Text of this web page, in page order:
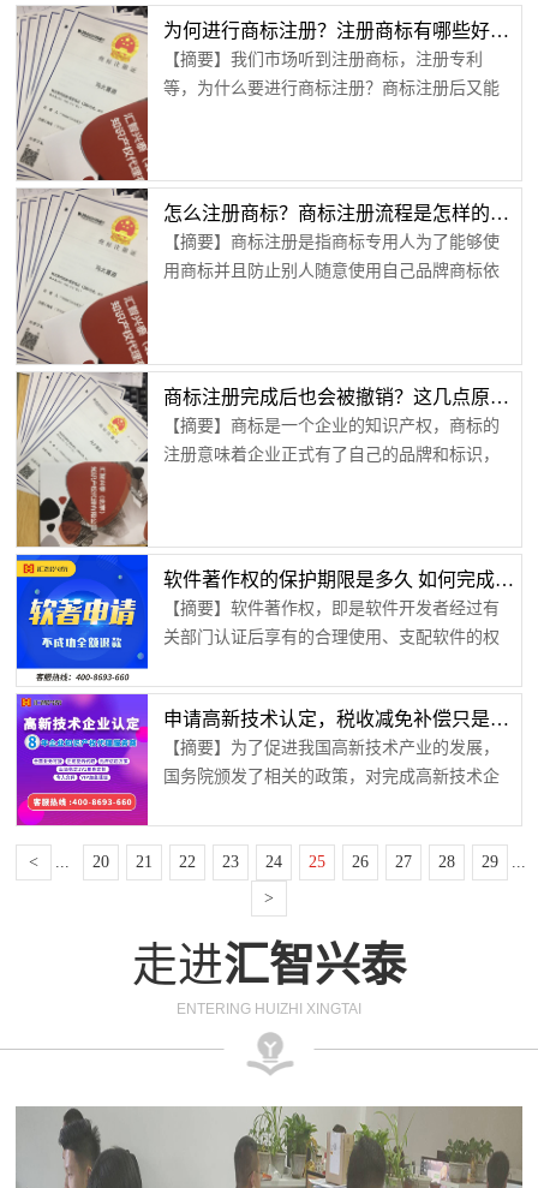
设计公司在告抄袭公司时很有可能因为没有注
册专门的商标而被反告一笔。如果这个原创设
计公司将自己的商标注册成功后才去有关部门
为何进行商标注册？注册商标有哪些好处？【汇智兴泰】
【摘要】我们市场听到注册商标，注册专利
等，为什么要进行商标注册？商标注册后又能
成。商标拥有者可以通过允许他人使用商标收
取商标使用费，也可以通过商标区别自家产
品，从而建立自己的品牌效应。如果你建立了
怎么注册商标？商标注册流程是怎样的？【汇智兴泰】
【摘要】商标注册是指商标专用人为了能够使
用商标并且防止别人随意使用自己品牌商标依
首先查询商标是否被注册过，否则你辛辛苦苦
准备完材料才发现原来商标已经被注册了，可
不是白费功夫又浪费了人情。那么如何进行相
商标注册完成后也会被撤销？这几点原则千万不要违反【汇智兴泰】
【摘要】商标是一个企业的知识产权，商标的
注册意味着企业正式有了自己的品牌和标识，
册好的商标也会被撤销掉。是的，已经注册好
的商标也有可能会被撤销掉，具体可以分为两
种情况来考虑，一种是在注册的时候由于填写
第二种则是在企业后续在使用商标的过程中，...
软件著作权的保护期限是多久 如何完成软件著作权登记？【汇智兴泰】
【摘要】软件著作权，即是软件开发者经过有
关部门认证后享有的合理使用、支配软件的权
作用，防止别有用心的窃取个人劳动成果。在
本质上，这种权利和知识版权是一样的作用，
只是它们所应用的领域不同。软件的普及随着
智能手机和计算的的使用越来越多，软件开发
活带来了很大的便利。人们在感受软件给我们...
申请高新技术认定，税收减免补偿只是第一点好处【汇智兴泰】
【摘要】为了促进我国高新技术产业的发展，
国务院颁发了相关的政策，对完成高新技术企
新技术的钻研和发展，有很大的积极作用。企
业申请技术认定是有很多好处的。税收减免补
偿国家为了促进企业对高新技术的研发，对完
成高新技术企业认定的企业实行百分之十五的
税收优惠，而没有经过认定的企业只能享受百
分之二十五的税收优惠。百分之的税率减免力
< 20 21 22 23 24 25 26 27 28 29
>
走进汇智兴泰
ENTERING HUIZHI XINGTAI